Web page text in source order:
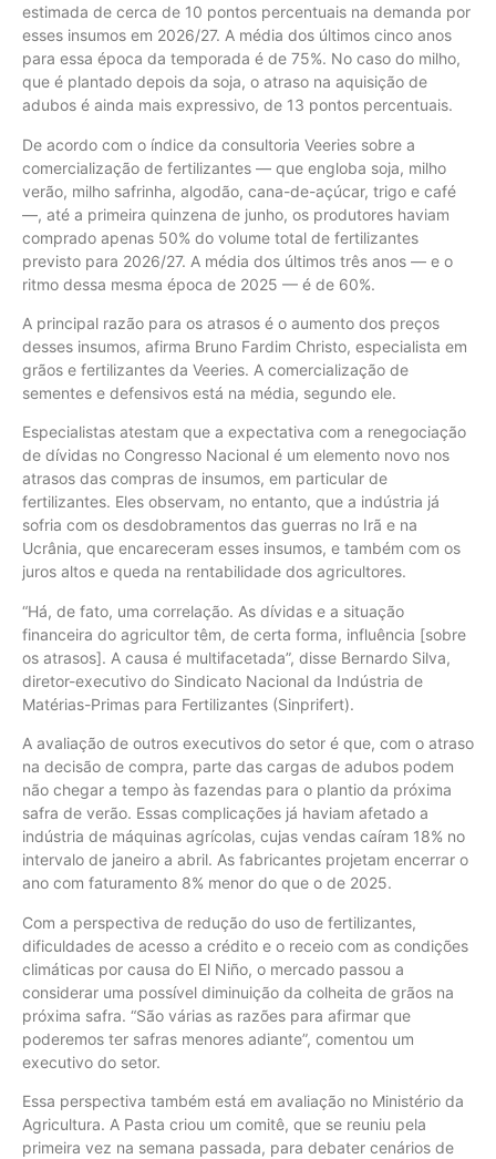
estimada de cerca de 10 pontos percentuais na demanda por
esses insumos em 2026/27. A média dos últimos cinco anos
para essa época da temporada é de 75%. No caso do milho,
que é plantado depois da soja, o atraso na aquisição de
adubos é ainda mais expressivo, de 13 pontos percentuais.
De acordo com o índice da consultoria Veeries sobre a
comercialização de fertilizantes — que engloba soja, milho
verão, milho safrinha, algodão, cana-de-açúcar, trigo e café
—, até a primeira quinzena de junho, os produtores haviam
comprado apenas 50% do volume total de fertilizantes
previsto para 2026/27. A média dos últimos três anos — e o
ritmo dessa mesma época de 2025 — é de 60%.
A principal razão para os atrasos é o aumento dos preços
desses insumos, afirma Bruno Fardim Christo, especialista em
grãos e fertilizantes da Veeries. A comercialização de
sementes e defensivos está na média, segundo ele.
Especialistas atestam que a expectativa com a renegociação
de dívidas no Congresso Nacional é um elemento novo nos
atrasos das compras de insumos, em particular de
fertilizantes. Eles observam, no entanto, que a indústria já
sofria com os desdobramentos das guerras no Irã e na
Ucrânia, que encareceram esses insumos, e também com os
juros altos e queda na rentabilidade dos agricultores.
“Há, de fato, uma correlação. As dívidas e a situação
financeira do agricultor têm, de certa forma, influência [sobre
os atrasos]. A causa é multifacetada”, disse Bernardo Silva,
diretor-executivo do Sindicato Nacional da Indústria de
Matérias-Primas para Fertilizantes (Sinprifert).
A avaliação de outros executivos do setor é que, com o atraso
na decisão de compra, parte das cargas de adubos podem
não chegar a tempo às fazendas para o plantio da próxima
safra de verão. Essas complicações já haviam afetado a
indústria de máquinas agrícolas, cujas vendas caíram 18% no
intervalo de janeiro a abril. As fabricantes projetam encerrar o
ano com faturamento 8% menor do que o de 2025.
Com a perspectiva de redução do uso de fertilizantes,
dificuldades de acesso a crédito e o receio com as condições
climáticas por causa do El Niño, o mercado passou a
considerar uma possível diminuição da colheita de grãos na
próxima safra. “São várias as razões para afirmar que
poderemos ter safras menores adiante”, comentou um
executivo do setor.
Essa perspectiva também está em avaliação no Ministério da
Agricultura. A Pasta criou um comitê, que se reuniu pela
primeira vez na semana passada, para debater cenários de